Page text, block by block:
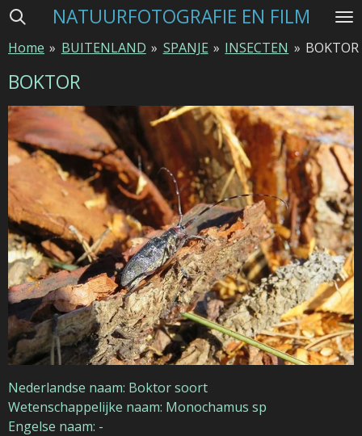
Ga
naar
de
NATUURFOTOGRAFIE EN FILM
Home » BUITENLAND » SPANJE » INSECTEN » BOKTOR
BOKTOR
Nederlandse naam: Boktor soort
Wetenschappelijke naam: Monochamus sp
Engelse naam: -